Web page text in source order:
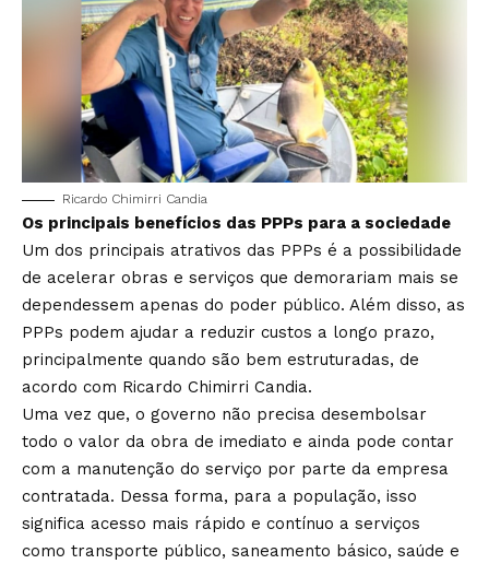
Ricardo Chimirri Candia
Os principais benefícios das PPPs para a sociedade
Um dos principais atrativos das PPPs é a possibilidade
de acelerar obras e serviços que demorariam mais se
dependessem apenas do poder público. Além disso, as
PPPs podem ajudar a reduzir custos a longo prazo,
principalmente quando são bem estruturadas, de
acordo com Ricardo Chimirri Candia.
Uma vez que, o governo não precisa desembolsar
todo o valor da obra de imediato e ainda pode contar
com a manutenção do serviço por parte da empresa
contratada. Dessa forma, para a população, isso
significa acesso mais rápido e contínuo a serviços
como transporte público, saneamento básico, saúde e